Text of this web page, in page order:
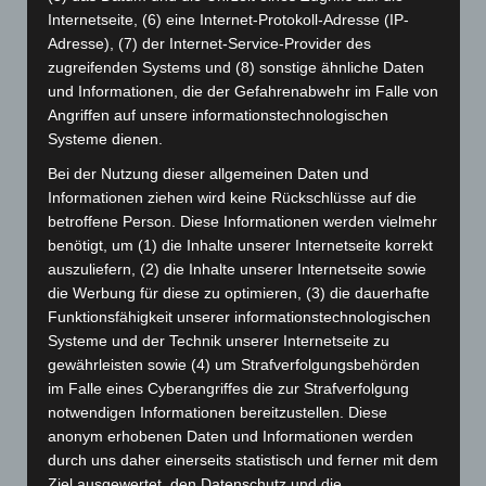
Juli 2025(90)
Juni 2025(103)
Mai 2025(112)
April 2025 (88)
März 2025 (111)
Februar 2025(96)
Januar 2025(88)
Dezember 2024(89)
November 2024(94)
Oktober 2024(93)
September 2024(112)
August 2024(107)
Juli 2024
(89)
Juni 2024 (107)
Mai 2024(149)
Internetseite, (6) eine Internet-Protokoll-Adresse (IP-
Adresse), (7) der Internet-Service-Provider des
zugreifenden Systems und (8) sonstige ähnliche Daten
und Informationen, die der Gefahrenabwehr im Falle von
Angriffen auf unsere informationstechnologischen
Systeme dienen.
Bei der Nutzung dieser allgemeinen Daten und
Informationen ziehen wird keine Rückschlüsse auf die
betroffene Person. Diese Informationen werden vielmehr
benötigt, um (1) die Inhalte unserer Internetseite korrekt
auszuliefern, (2) die Inhalte unserer Internetseite sowie
die Werbung für diese zu optimieren, (3) die dauerhafte
Funktionsfähigkeit unserer informationstechnologischen
Systeme und der Technik unserer Internetseite zu
gewährleisten sowie (4) um Strafverfolgungsbehörden
im Falle eines Cyberangriffes die zur Strafverfolgung
notwendigen Informationen bereitzustellen. Diese
anonym erhobenen Daten und Informationen werden
durch uns daher einerseits statistisch und ferner mit dem